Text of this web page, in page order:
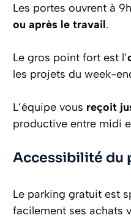
Les portes ouvrent à
ou après le travail.
Le gros point fort est l’
les projets du week-
L’équipe vous reçoit
productive entre midi
Accessibilité du
Le parking gratuit est
facilement ses achats